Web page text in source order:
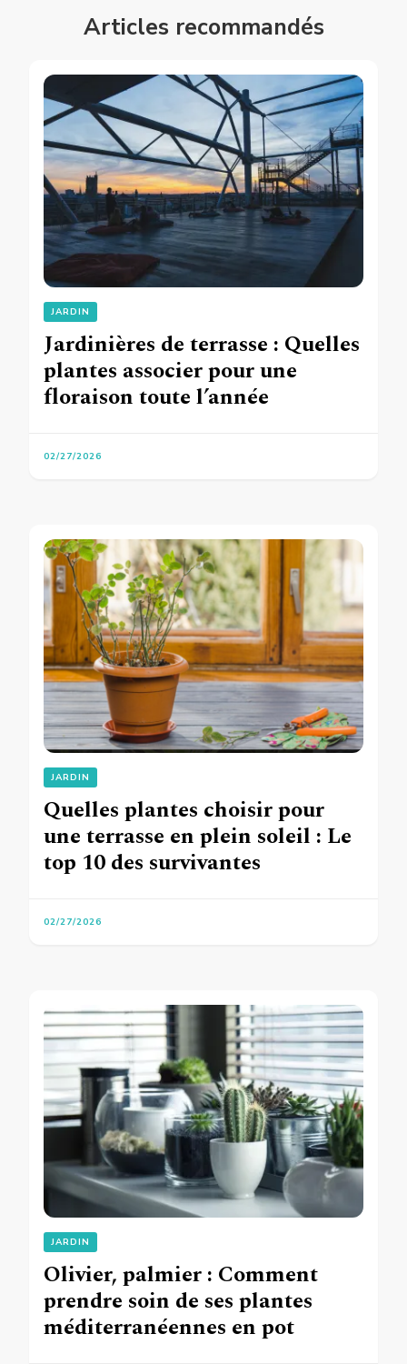
Articles recommandés
JARDIN
Jardinières de terrasse : Quelles
plantes associer pour une
floraison toute l’année
02/27/2026
JARDIN
Quelles plantes choisir pour
une terrasse en plein soleil : Le
top 10 des survivantes
02/27/2026
JARDIN
Olivier, palmier : Comment
prendre soin de ses plantes
méditerranéennes en pot